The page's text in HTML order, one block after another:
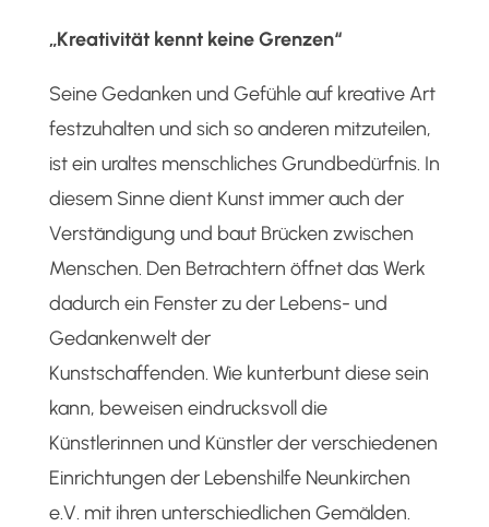
„Kreativität kennt keine Grenzen“
Seine Gedanken und Gefühle auf kreative Art
festzuhalten und sich so anderen mitzuteilen,
ist ein uraltes menschliches Grundbedürfnis. In
diesem Sinne dient Kunst immer auch der
Verständigung und baut Brücken zwischen
Menschen. Den Betrachtern öffnet das Werk
dadurch ein Fenster zu der Lebens- und
Gedankenwelt der
Kunstschaffenden. Wie kunterbunt diese sein
kann, beweisen eindrucksvoll die
Künstlerinnen und Künstler der verschiedenen
Einrichtungen der Lebenshilfe Neunkirchen
e.V. mit ihren unterschiedlichen Gemälden.